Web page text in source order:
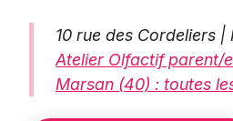
10 rue des Cordeliers
Atelier Olfactif parent/
Marsan (40) : toutes